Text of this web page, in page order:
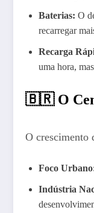
Baterias: O
recarregar
Recarga
uma hora,
🇧🇷 O
O crescimento
Foco
Indústria